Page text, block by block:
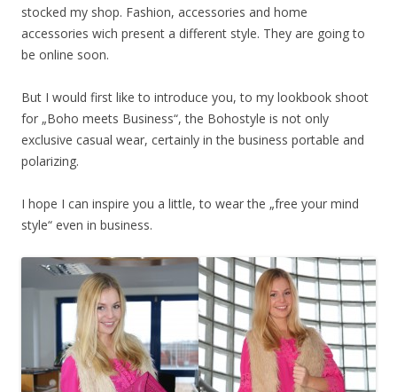
stocked my shop. Fashion, accessories and home
accessories wich present a different style. They are going to
be online soon.
But I would first like to introduce you, to my lookbook shoot
for „Boho meets Business“, the Bohostyle is not only
exclusive casual wear, certainly in the business portable and
polarizing.
I hope I can inspire you a little, to wear the „free your mind
style“ even in business.